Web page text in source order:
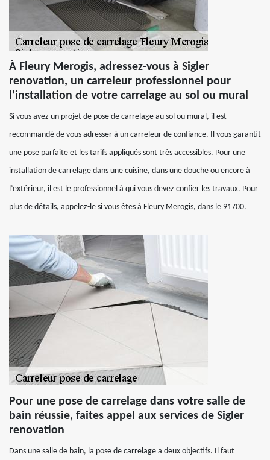
À Fleury Merogis, adressez-vous à Sigler
renovation, un carreleur professionnel pour
l’installation de votre carrelage au sol ou mural
Si vous avez un projet de pose de carrelage au sol ou mural, il est
recommandé de vous adresser à un carreleur de confiance. Il vous garantit
une pose parfaite et les tarifs appliqués sont très accessibles. Pour une
installation de carrelage dans une cuisine, dans une douche ou encore à
l’extérieur, il est le professionnel à qui vous devez confier les travaux. Pour
plus de détails, appelez-le si vous êtes à Fleury Merogis, dans le 91700.
Pour une pose de carrelage dans votre salle de
bain réussie, faites appel aux services de Sigler
renovation
Dans une salle de bain, la pose de carrelage a deux objectifs. Il faut